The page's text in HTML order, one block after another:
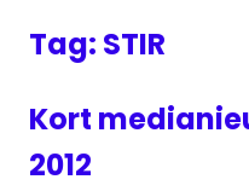
Tag: STIR
Kort
2012